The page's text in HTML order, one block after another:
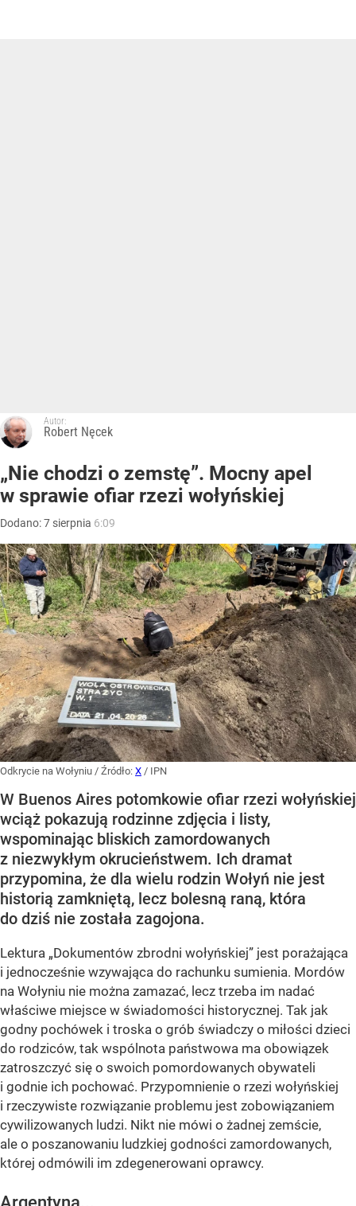
Autor:
Robert Nęcek
„Nie chodzi o zemstę”. Mocny apel
w sprawie ofiar rzezi wołyńskiej
Dodano:7 sierpnia 6:09
Odkrycie na Wołyniu / Źródło: X / IPN
W Buenos Aires potomkowie ofiar rzezi wołyńskiej
wciąż pokazują rodzinne zdjęcia i listy,
wspominając bliskich zamordowanych
z niezwykłym okrucieństwem. Ich dramat
przypomina, że dla wielu rodzin Wołyń nie jest
historią zamkniętą, lecz bolesną raną, która
do dziś nie została zagojona.
Lektura „Dokumentów zbrodni wołyńskiej” jest porażająca
i jednocześnie wzywająca do rachunku sumienia. Mordów
na Wołyniu nie można zamazać, lecz trzeba im nadać
właściwe miejsce w świadomości historycznej. Tak jak
godny pochówek i troska o grób świadczy o miłości dzieci
do rodziców, tak wspólnota państwowa ma obowiązek
zatroszczyć się o swoich pomordowanych obywateli
i godnie ich pochować. Przypomnienie o rzezi wołyńskiej
i rzeczywiste rozwiązanie problemu jest zobowiązaniem
cywilizowanych ludzi. Nikt nie mówi o żadnej zemście,
ale o poszanowaniu ludzkiej godności zamordowanych,
której odmówili im zdegenerowani oprawcy.